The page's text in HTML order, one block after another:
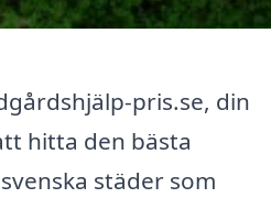
pris.se, din
hitta den bästa
städer som